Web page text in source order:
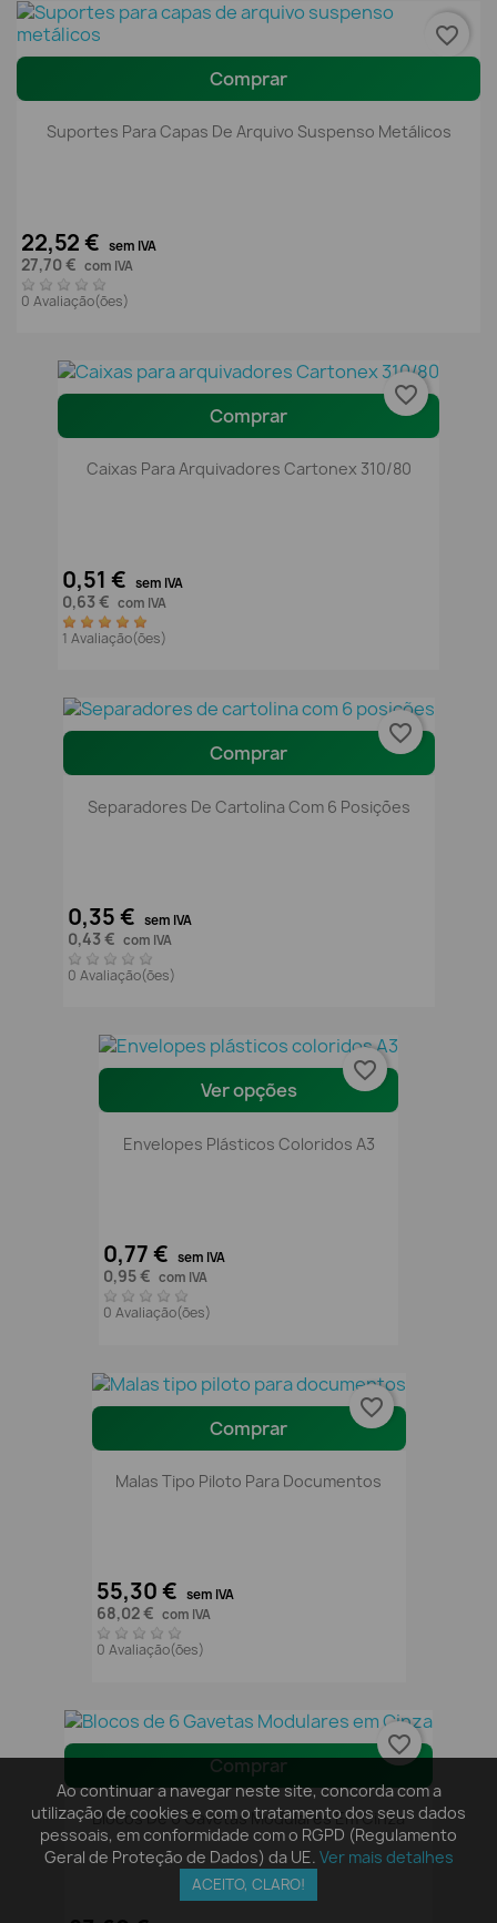
Comprar
Suportes Para Capas De Arquivo Suspenso Metálicos
22,52 € sem IVA
27,70 € com IVA
0 Avaliação(ões)
favorite_border
Comprar
Caixas Para Arquivadores Cartonex 310/80
0,51 € sem IVA
0,63 € com IVA
1 Avaliação(ões)
favorite_border
Comprar
Separadores De Cartolina Com 6 Posições
0,35 € sem IVA
0,43 € com IVA
0 Avaliação(ões)
favorite_border
Ver opções
Envelopes Plásticos Coloridos A3
0,77 € sem IVA
0,95 € com IVA
0 Avaliação(ões)
favorite_border
Comprar
Malas Tipo Piloto Para Documentos
55,30 € sem IVA
68,02 € com IVA
0 Avaliação(ões)
favorite_border
Comprar
Blocos De 6 Gavetas Modulares Em Cinza
favorite_border
Ao continuar a navegar neste site, concorda com a
utilização de cookies e com o tratamento dos seus dados
pessoais, em conformidade com o RGPD (Regulamento
Geral de Proteção de Dados) da UE. Ver mais detalhes
ACEITO, CLARO!